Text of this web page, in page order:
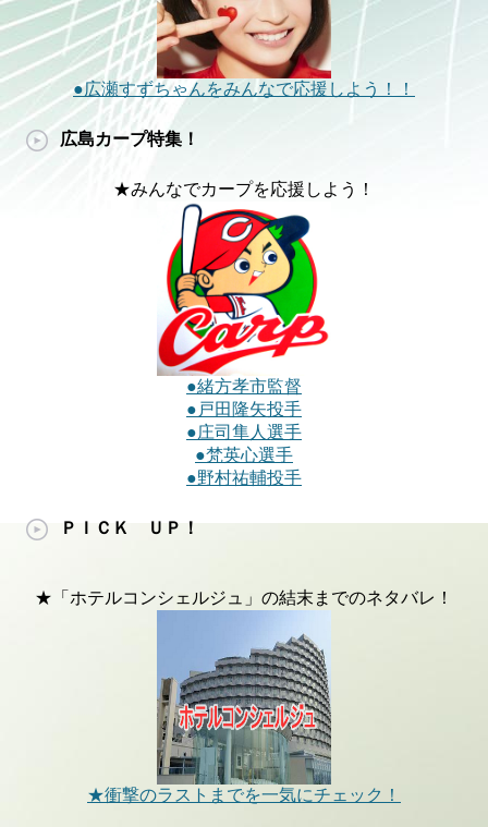
●広瀬すずちゃんをみんなで応援しよう！！
広島カープ特集！
★みんなでカープを応援しよう！
●緒方孝市監督
●戸田隆矢投手
●庄司隼人選手
●梵英心選手
●野村祐輔投手
ＰＩＣＫ ＵＰ！
★「ホテルコンシェルジュ」の結末までのネタバレ！
★衝撃のラストまでを一気にチェック！